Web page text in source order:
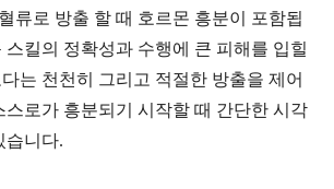
류로 방출 할 때 호르몬 흥분이 포함됩
스킬의 정확성과 수행에 큰 피해를 입힐
는 천천히 그리고 적절한 방출을 제어
스로가 흥분되기 시작할 때 간단한 시각
습니다.